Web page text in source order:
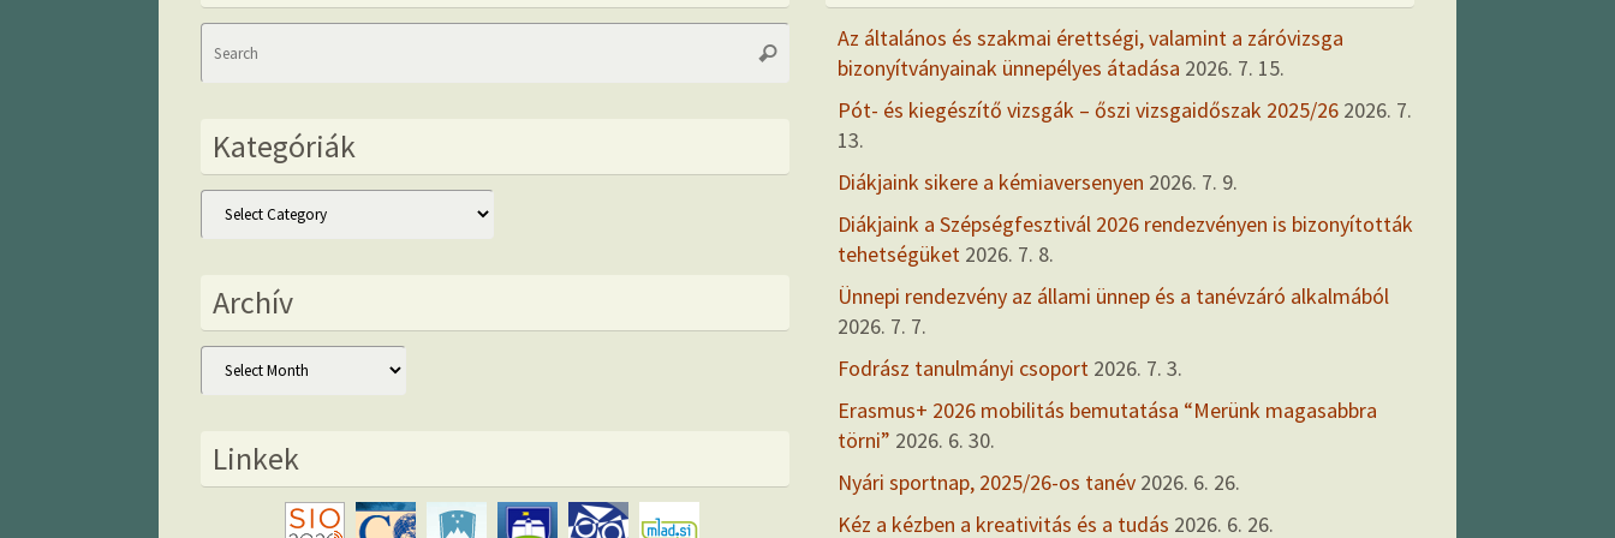
Search
Search
Kategóriák
Kategóriák
Archív
Archív
Linkek
Az általános és szakmai érettségi, valamint a záróvizsga
bizonyítványainak ünnepélyes átadása 2026. 7. 15.
Pót- és kiegészítő vizsgák – őszi vizsgaidőszak 2025/26 2026. 7.
13.
Diákjaink sikere a kémiaversenyen 2026. 7. 9.
Diákjaink a Szépségfesztivál 2026 rendezvényen is bizonyították
tehetségüket 2026. 7. 8.
Ünnepi rendezvény az állami ünnep és a tanévzáró alkalmából
2026. 7. 7.
Fodrász tanulmányi csoport 2026. 7. 3.
Erasmus+ 2026 mobilitás bemutatása “Merünk magasabbra
törni” 2026. 6. 30.
Nyári sportnap, 2025/26-os tanév 2026. 6. 26.
Kéz a kézben a kreativitás és a tudás 2026. 6. 26.